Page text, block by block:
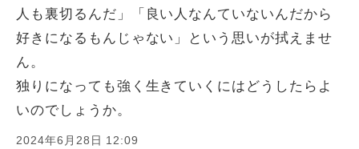
人も裏切るんだ」「良い人なんていないんだから
好きになるもんじゃない」という思いが拭えませ
ん。
独りになっても強く生きていくにはどうしたらよ
いのでしょうか。
2024年6月28日 12:09